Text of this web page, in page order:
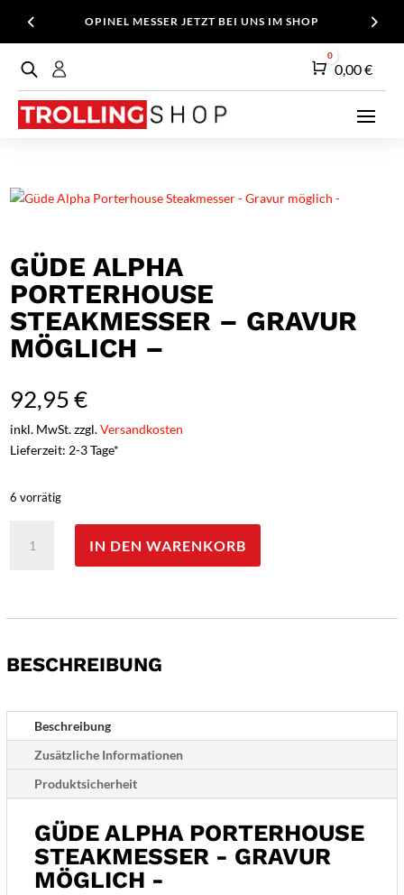
OPINEL MESSER JETZT BEI UNS IM SHOP
Warenkorb
0
0,00€
GÜDE ALPHA
PORTERHOUSE
STEAKMESSER – GRAVUR
MÖGLICH –
92,95€
inkl. MwSt. zzgl.Versandkosten
Lieferzeit: 2-3 Tage*
6 vorrätig
Alpha
Porterhouse
möglich
-
IN DEN WARENKORB
BESCHREIBUNG
Beschreibung
Zusätzliche Informationen
Produktsicherheit
GÜDE ALPHA PORTERHOUSE
STEAKMESSER - GRAVUR
MÖGLICH -